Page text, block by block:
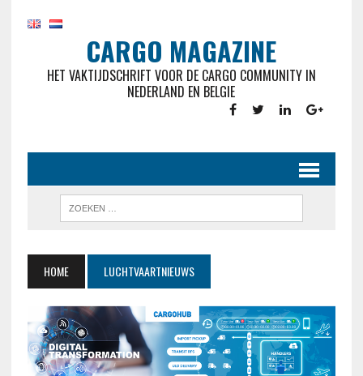
CARGO MAGAZINE
HET VAKTIJDSCHRIFT VOOR DE CARGO COMMUNITY IN
NEDERLAND EN BELGIE
HOME LUCHTVAARTNIEUWS